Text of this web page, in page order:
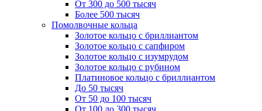
От 300 до 500 тысяч
Более 500 тысяч
Помолвочные кольца
Золотое кольцо с бриллиантом
Золотое кольцо с сапфиром
Золотое кольцо с изумрудом
Золотое кольцо с рубином
Платиновое кольцо с бриллиантом
До 50 тысяч
От 50 до 100 тысяч
От 100 до 300 тысяч